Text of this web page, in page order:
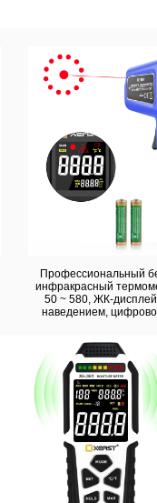
Профессиональный
инфракрасный
50 ~ 580, ЖК-
наведением,